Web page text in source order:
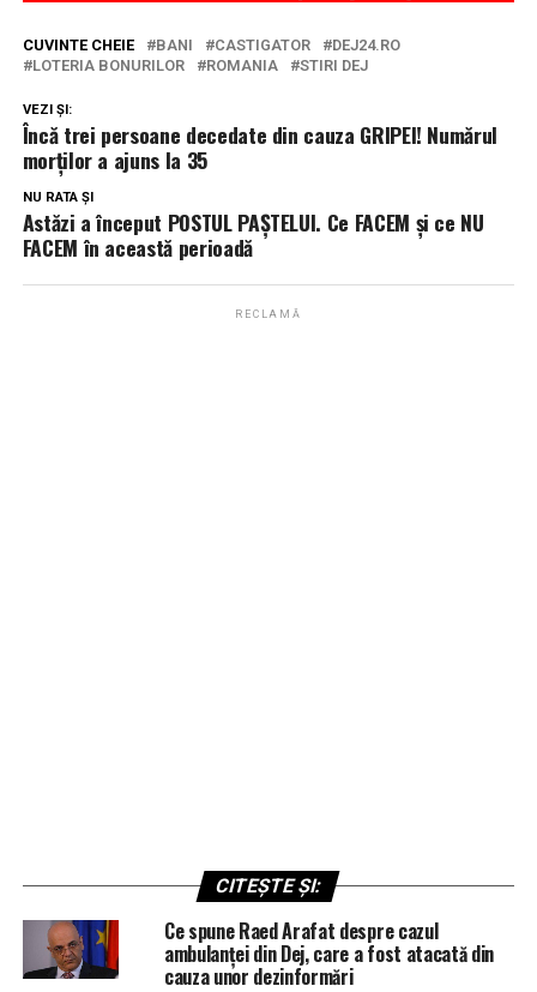
CUVINTE CHEIE BANI CASTIGATOR
DEJ24.RO
LOTERIA BONURILOR
ROMANIA STIRI DEJ
VEZI ȘI:
Încă trei persoane decedate din cauza GRIPEI! Numărul
morților a ajuns la 35
NU RATA ȘI
Astăzi a început POSTUL PAŞTELUI. Ce FACEM şi ce NU
FACEM în această perioadă
RECLAMĂ
CITEȘTE ȘI:
Ce spune Raed Arafat despre cazul
ambulanței din Dej, care a fost atacată din
cauza unor dezinformări